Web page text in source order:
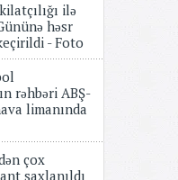
ilə
həsr
- Foto
rəhbəri ABŞ-
limanında
çox
saxlanıldı